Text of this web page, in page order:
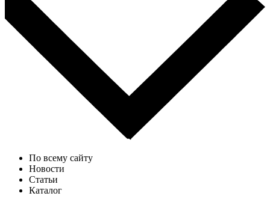
По всему сайту
Новости
Статьи
Каталог